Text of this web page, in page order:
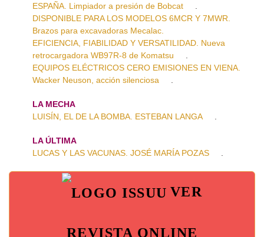
ESPAÑA. Limpiador a presión de Bobcat
DISPONIBLE PARA LOS MODELOS 6MCR Y 7MWR.
Brazos para excavadoras Mecalac.
EFICIENCIA, FIABILIDAD Y VERSATILIDAD. Nueva
retrocargadora WB97R-8 de Komatsu
EQUIPOS ELÉCTRICOS CERO EMISIONES EN VIENA.
Wacker Neuson, acción silenciosa
LA MECHA
LUISÍN, EL DE LA BOMBA. ESTEBAN LANGA
LA ÚLTIMA
LUCAS Y LAS VACUNAS. JOSÉ MARÍA POZAS
VER
REVISTA ONLINE